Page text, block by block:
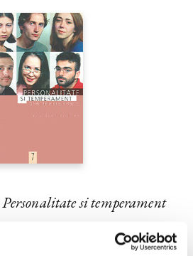
Personalitate si temperament